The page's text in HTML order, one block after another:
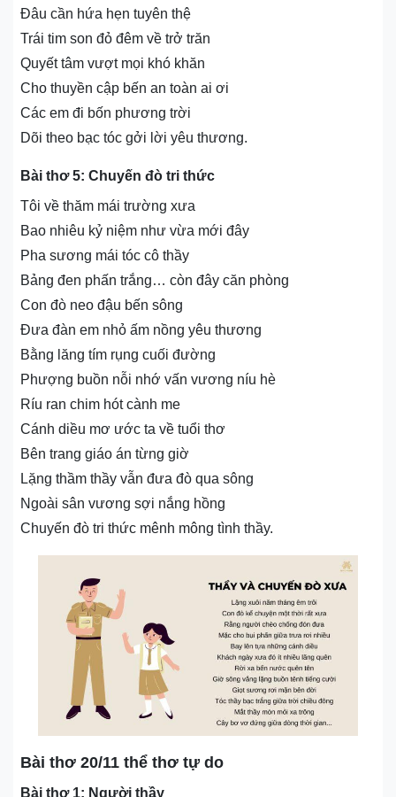
Đâu cần hứa hẹn tuyên thệ
Trái tim son đỏ đêm về trở trăn
Quyết tâm vượt mọi khó khăn
Cho thuyền cập bến an toàn ai ơi
Các em đi bốn phương trời
Dõi theo bạc tóc gởi lời yêu thương.
Bài thơ 5: Chuyến đò tri thức
Tôi về thăm mái trường xưa
Bao nhiêu kỷ niệm như vừa mới đây
Pha sương mái tóc cô thầy
Bảng đen phấn trắng… còn đây căn phòng
Con đò neo đậu bến sông
Đưa đàn em nhỏ ấm nồng yêu thương
Bằng lăng tím rụng cuối đường
Phượng buồn nỗi nhớ vấn vương níu hè
Ríu ran chim hót cành me
Cánh diều mơ ước ta về tuổi thơ
Bên trang giáo án từng giờ
Lặng thầm thầy vẫn đưa đò qua sông
Ngoài sân vương sợi nắng hồng
Chuyến đò tri thức mênh mông tình thầy.
Bài thơ 20/11 thể thơ tự do
Bài thơ 1: Người thầy